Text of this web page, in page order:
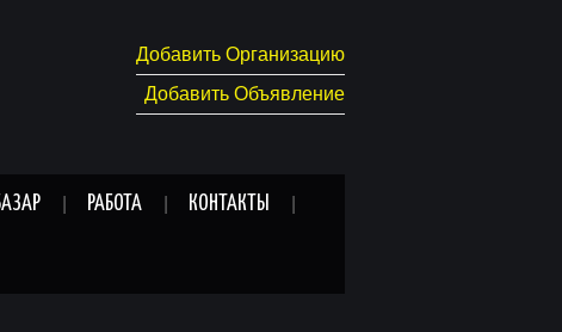
Добавить Организацию
Добавить Объявление
РАБОТА КОНТАКТЫ